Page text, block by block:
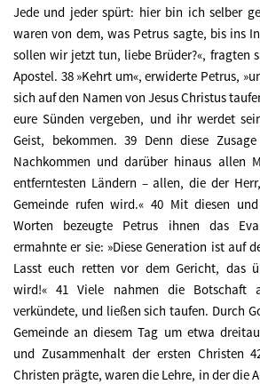
Jede und jeder spürt: hier bin ich selber
waren von dem, was Petrus sagte, bis ins
sollen wir jetzt tun, liebe Brüder?«, fragten
Apostel. 38 »Kehrt um«, erwiderte Petrus,
sich auf den Namen von Jesus Christus
eure Sünden vergeben, und ihr werdet
Geist, bekommen. 39 Denn diese
Nachkommen und darüber hinaus allen
entferntesten Ländern – allen, die der
Gemeinde rufen wird.« 40 Mit diesen
Worten bezeugte Petrus ihnen das
ermahnte er sie: »Diese Generation ist auf
Lasst euch retten vor dem Gericht, das
wird!« 41 Viele nahmen die Botschaft
verkündete, und ließen sich taufen. Durch
Gemeinde an diesem Tag um etwa
und Zusammenhalt der ersten Christen
Christen prägte, waren die Lehre, in der die